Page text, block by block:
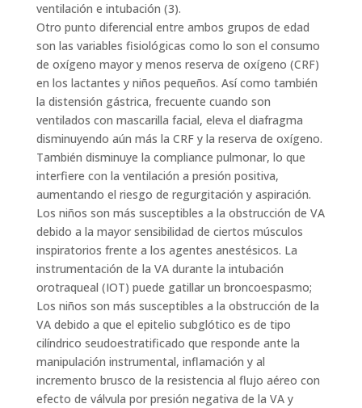
ventilación e intubación (3).
Otro punto diferencial entre ambos grupos de edad
son las variables fisiológicas como lo son el consumo
de oxígeno mayor y menos reserva de oxígeno (CRF)
en los lactantes y niños pequeños. Así como también
la distensión gástrica, frecuente cuando son
ventilados con mascarilla facial, eleva el diafragma
disminuyendo aún más la CRF y la reserva de oxígeno.
También disminuye la compliance pulmonar, lo que
interfiere con la ventilación a presión positiva,
aumentando el riesgo de regurgitación y aspiración.
Los niños son más susceptibles a la obstrucción de VA
debido a la mayor sensibilidad de ciertos músculos
inspiratorios frente a los agentes anestésicos. La
instrumentación de la VA durante la intubación
orotraqueal (IOT) puede gatillar un broncoespasmo;
Los niños son más susceptibles a la obstrucción de la
VA debido a que el epitelio subglótico es de tipo
cilíndrico seudoestratificado que responde ante la
manipulación instrumental, inflamación y al
incremento brusco de la resistencia al flujo aéreo con
efecto de válvula por presión negativa de la VA y